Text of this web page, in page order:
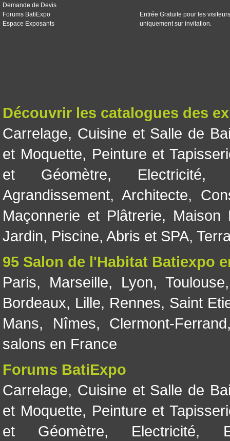
Demande de Devis
Forums BatiExpo
Espace Exposants
Entrée Gratuite pour les visiteurs
uniquement sur invitation.
Découvrir les catalogues des
Carrelage, Cuisine et Salle de
et Moquette, Peinture et
et Géomètre, Electricité
Agrandissement, Architecte,
Maçonnerie et Plâtrerie, Maison
Jardin, Piscine, Abris et SPA,
95 Salon de l'Habitat Batiexpo
Paris, Marseille, Lyon, Toulouse
Bordeaux, Lille, Rennes, Saint
Mans, Nîmes, Clermont-Ferrand
salons en France
Forums BatiExpo
Carrelage, Cuisine et Salle de
et Moquette, Peinture et
et Géomètre, Electricité,